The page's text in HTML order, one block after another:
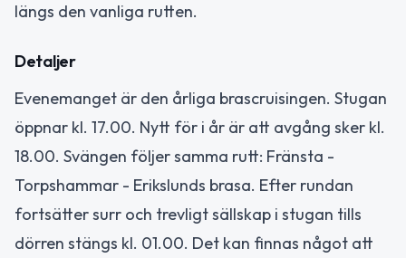
längs den vanliga rutten.
Detaljer
Evenemanget är den årliga brascruisingen. Stugan
öppnar kl. 17.00. Nytt för i år är att avgång sker kl.
18.00. Svängen följer samma rutt: Fränsta -
Torpshammar - Erikslunds brasa. Efter rundan
fortsätter surr och trevligt sällskap i stugan tills
dörren stängs kl. 01.00. Det kan finnas något att